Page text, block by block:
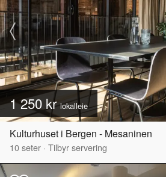
1 250 krlokalleie
Kulturhuset i Bergen - Mesaninen
10seter · Tilbyr servering